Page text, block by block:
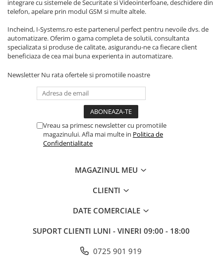
Rețelistică & IT
Rețelistică
Routere Wireless & LAN
integrare cu sistemele de Securitate si Videointerfoane, deschidere din
telefon, apelare prin modul GSM si multe altele.
Incheind, I-Systems.ro este partenerul perfect pentru nevoile dvs. de
automatizare. Oferim o gama completa de solutii, consultanta
specializata si produse de calitate, asigurandu-ne ca fiecare client
beneficiaza de cea mai buna experienta in automatizare.
Newsletter Nu rata ofertele si promotiile noastre
Vreau sa primesc newsletter cu promotiile
magazinului. Afla mai multe in Politica de
Confidentialitate
MAGAZINUL MEU
CLIENTI
DATE COMERCIALE
SUPORT CLIENTI LUNI - VINERI 09:00 - 18:00
0725 901 919